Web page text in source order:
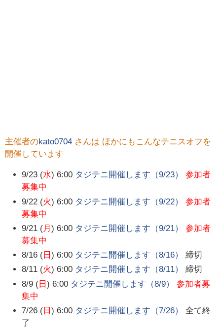
主催者のkato0704 さんは ほかにもこんなテニスオフを
開催しています
9/23 (水) 6:00 タジテニ開催します（9/23）
参加者
募集中
9/22 (火) 6:00 タジテニ開催します（9/22）
参加者
募集中
9/21 (月) 6:00 タジテニ開催します（9/21）
参加者
募集中
8/16 ( 日) 6:00 タジテニ開催します（8/16）
締切
8/11 (火) 6:00 タジテニ開催します（8/11）
締切
8/9 ( 日) 6:00 タジテニ開催します（8/9）
参加者募
集中
7/26 ( 日) 6:00 タジテニ開催します（7/26）
全て終
了